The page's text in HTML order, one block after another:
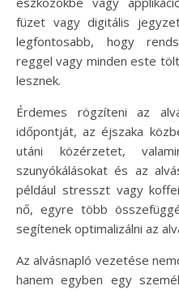
füzet vagy digitális
legfontosabb, hogy
reggel vagy minden este
lesznek.
Érdemes rögzíteni az
időpontját, az éjszaka
utáni közérzetet,
szunyókálásokat és az
például stresszt vagy
nő, egyre több
segítenek optimalizálni az
Az alvásnapló vezetése
hanem egyben egy